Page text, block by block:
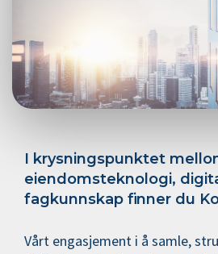
I krysningspunktet
eiendomsteknologi,
fagkunnskap finner du
Vårt engasjement i å samle,